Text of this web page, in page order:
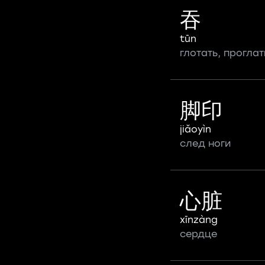
吞
tūn
глотать,
脚印
jiǎoyìn
след ноги
心脏
xīnzàng
сердце